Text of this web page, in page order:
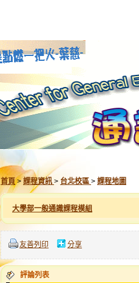
首頁>課程資訊 > 台北校區 > 課程地圖
大學部一般通識課程模組
友善列印 分享
評論列表